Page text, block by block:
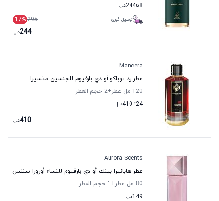
8تا244د.إ.
توصيل فوري 295
17%
244د.إ.
Mancera
عطر رد توباكو أو دي بارفيوم للجنسين مانسيرا
120 مل عطر
+2
حجم العطر
24تا410د.إ.
410د.إ.
Aurora Scents
عطر هابانيرا بينك أو دي بارفيوم للنساء أورورا سنتس
80 مل عطر
+1
حجم العطر
149د.إ.